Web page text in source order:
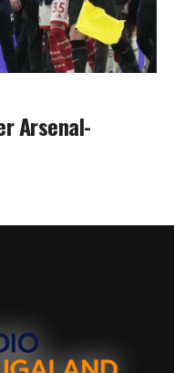
Arsenal-